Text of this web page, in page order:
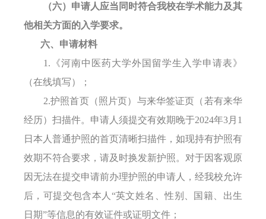
（六） 申请人应当同时符合我校在学术能力及其
他相关方面的入学要求。
六、申请材料
1. 《河南中医药大学外国 留学生 入学申请表》
（在线填写）；
2.护照首页（照片页） 与来华签证页（若有来华
经历） 扫描件。申请人须提交有效期晚于2024年3月1
日本人普通护照的首页清晰扫描件，如现持有护照有
效期不符合要求，请及时换发新护照。对于因客观原
因无法在提交申请前办理护照的申请人，经我校允许
后，可提交包含本人“英文姓名、性别、国籍、出生
日期”等信息的有效证件或证明文件；